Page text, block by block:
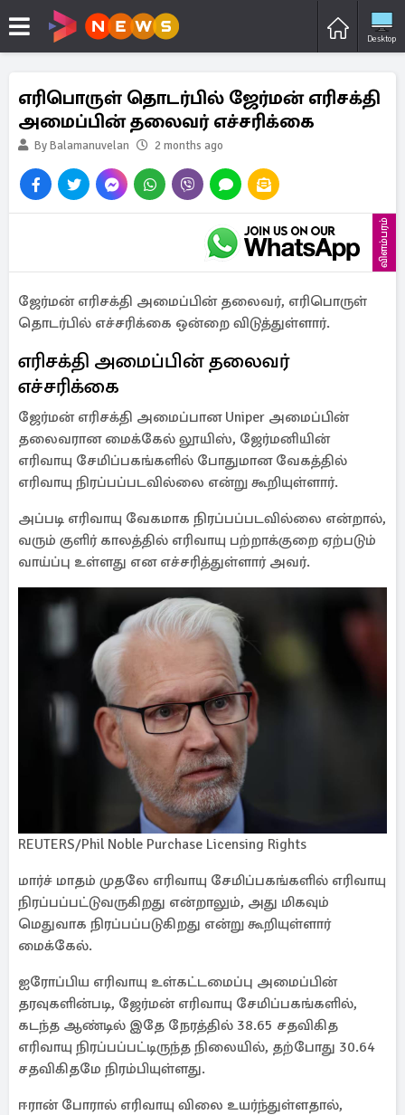
Desktop
எரிபொருள் தொடர்பில் ஜேர்மன் எரிசக்தி
அமைப்பின் தலைவர் எச்சரிக்கை
By Balamanuvelan 2 months ago
விளம்பரம்
ஜேர்மன் எரிசக்தி அமைப்பின் தலைவர், எரிபொருள்
தொடர்பில் எச்சரிக்கை ஒன்றை விடுத்துள்ளார்.
எரிசக்தி அமைப்பின் தலைவர்
எச்சரிக்கை
ஜேர்மன் எரிசக்தி அமைப்பான Uniper அமைப்பின்
தலைவரான மைக்கேல் லூயிஸ், ஜேர்மனியின்
எரிவாயு சேமிப்பகங்களில் போதுமான வேகத்தில்
எரிவாயு நிரப்பப்படவில்லை என்று கூறியுள்ளார்.
அப்படி எரிவாயு வேகமாக நிரப்பப்படவில்லை என்றால்,
வரும் குளிர் காலத்தில் எரிவாயு பற்றாக்குறை ஏற்படும்
வாய்ப்பு உள்ளது என எச்சரித்துள்ளார் அவர்.
REUTERS/Phil Noble Purchase Licensing Rights
மார்ச் மாதம் முதலே எரிவாயு சேமிப்பகங்களில் எரிவாயு
நிரப்பப்பட்டுவருகிறது என்றாலும், அது மிகவும்
மெதுவாக நிரப்பப்படுகிறது என்று கூறியுள்ளார்
மைக்கேல்.
ஐரோப்பிய எரிவாயு உள்கட்டமைப்பு அமைப்பின்
தரவுகளின்படி, ஜேர்மன் எரிவாயு சேமிப்பகங்களில்,
கடந்த ஆண்டில் இதே நேரத்தில் 38.65 சதவிகித
எரிவாயு நிரப்பப்பட்டிருந்த நிலையில், தற்போது 30.64
சதவிகிதமே நிரம்பியுள்ளது.
ஈரான் போரால் எரிவாயு விலை உயர்ந்துள்ளதால்,